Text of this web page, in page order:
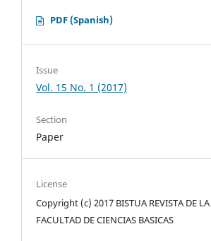
PDF (Spanish)
Issue
Vol. 15 No. 1 (2017)
Section
Paper
License
Copyright (c) 2017 BISTUA REVISTA DE LA
FACULTAD DE CIENCIAS BASICAS